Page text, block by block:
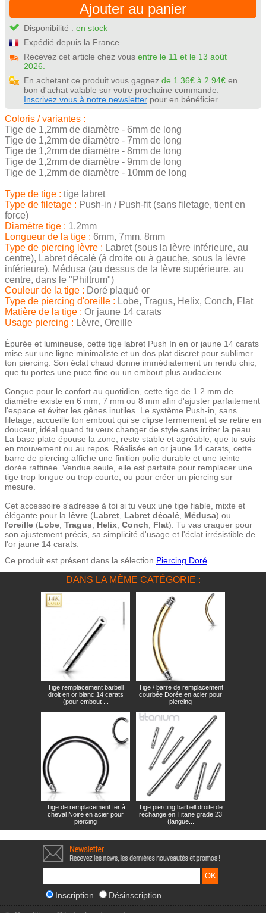
Ajouter au panier
Disponibilité : en stock
Expédié depuis la France.
Recevez cet article chez vous entre le 11 et le 13 août
2026.
En achetant ce produit vous gagnez de 1.36€ à 2.94€ en
bon d'achat valable sur votre prochaine commande.
Inscrivez vous à notre newsletter pour en bénéficier.
Coloris / variantes :
Tige de 1,2mm de diamètre - 6mm de long
Tige de 1,2mm de diamètre - 7mm de long
Tige de 1,2mm de diamètre - 8mm de long
Tige de 1,2mm de diamètre - 9mm de long
Tige de 1,2mm de diamètre - 10mm de long
Type de tige : tige labret
Type de filetage : Push-in / Push-fit (sans filetage, tient en
force)
Diamètre tige : 1.2mm
Longueur de la tige : 6mm, 7mm, 8mm
Type de piercing lèvre : Labret (sous la lèvre inférieure, au
centre), Labret décalé (à droite ou à gauche, sous la lèvre
inférieure), Médusa (au dessus de la lèvre supérieure, au
centre, dans le "Philtrum")
Couleur de la tige : Doré plaqué or
Type de piercing d'oreille : Lobe, Tragus, Helix, Conch, Flat
Matière de la tige : Or jaune 14 carats
Usage piercing : Lèvre, Oreille
Épurée et lumineuse, cette tige labret Push In en or jaune 14 carats
mise sur une ligne minimaliste et un dos plat discret pour sublimer
ton piercing. Son éclat chaud donne immédiatement un rendu chic,
que tu portes une puce fine ou un embout plus audacieux.
Conçue pour le confort au quotidien, cette tige de 1.2 mm de
diamètre existe en 6 mm, 7 mm ou 8 mm afin d'ajuster parfaitement
l'espace et éviter les gênes inutiles. Le système Push-in, sans
filetage, accueille ton embout qui se clipse fermement et se retire en
douceur, idéal quand tu veux changer de style sans irriter la peau.
La base plate épouse la zone, reste stable et agréable, que tu sois
en mouvement ou au repos. Réalisée en or jaune 14 carats, cette
barre de piercing affiche une finition polie durable et une teinte
dorée raffinée. Vendue seule, elle est parfaite pour remplacer une
tige trop longue ou trop courte, ou pour créer un piercing sur
mesure.
Cet accessoire s'adresse à toi si tu veux une tige fiable, mixte et
élégante pour la lèvre (Labret, Labret décalé, Médusa) ou
l'oreille (Lobe, Tragus, Helix, Conch, Flat). Tu vas craquer pour
son ajustement précis, sa simplicité d'usage et l'éclat irrésistible de
l'or jaune 14 carats.
Ce produit est présent dans la sélection Piercing Doré.
DANS LA MÊME CATÉGORIE :
Tige remplacement barbell
droit en or blanc 14 carats
(pour embout ...
Tige / barre de remplacement
courbée Dorée en acier pour
piercing
Tige de remplacement fer à
cheval Noire en acier pour
piercing
Tige piercing barbell droite de
rechange en Titane grade 23
(langue...
Inscription Désinscription